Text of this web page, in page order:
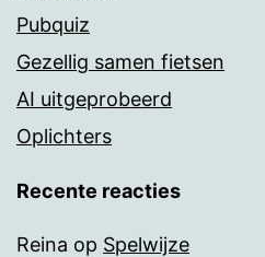
Pubquiz
Gezellig samen fietsen
AI uitgeprobeerd
Oplichters
Recente reacties
Reina op Spelwijze